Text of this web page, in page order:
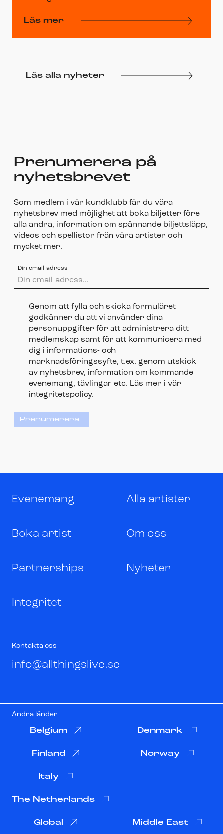
Läs mer
Läs alla nyheter
Prenumerera på
nyhetsbrevet
Som medlem i vår kundklubb får du våra
nyhetsbrev med möjlighet att boka biljetter före
alla andra, information om spännande biljettsläpp,
videos och spellistor från våra artister och
mycket mer.
Din email-adress
Genom att fylla och skicka formuläret
godkänner du att vi använder dina
personuppgifter för att administrera ditt
medlemskap samt för att kommunicera med
dig i informations- och
marknadsföringssyfte, t.ex. genom utskick
av nyhetsbrev, information om kommande
evenemang, tävlingar etc. Läs mer i vår
integritetspolicy.
Prenumerera
Evenemang Alla artister
Boka artist Om oss
Partnerships Nyheter
Integritet
Kontakta oss
info@allthingslive.se
Andra länder
Belgium Denmark
Finland Norway
Italy
The Netherlands
Global Middle East